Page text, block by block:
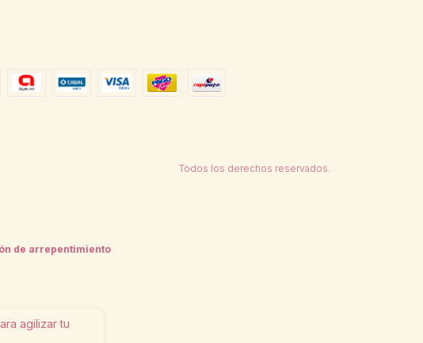
agilizar tu
Todos los derechos reservados.
de arrepentimiento